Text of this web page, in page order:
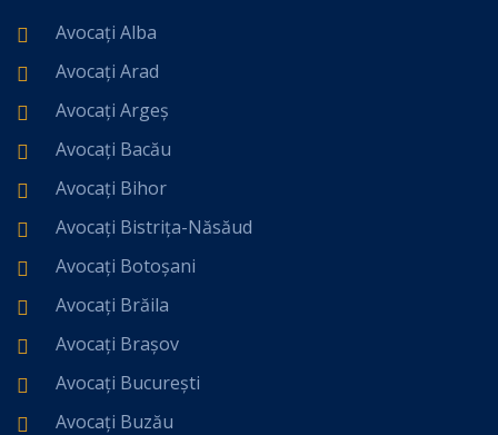
Avocați Alba
Avocați Arad
Avocați Argeș
Avocați Bacău
Avocați Bihor
Avocați Bistrița-Năsăud
Avocați Botoșani
Avocați Brăila
Avocați Brașov
Avocați București
Avocați Buzău